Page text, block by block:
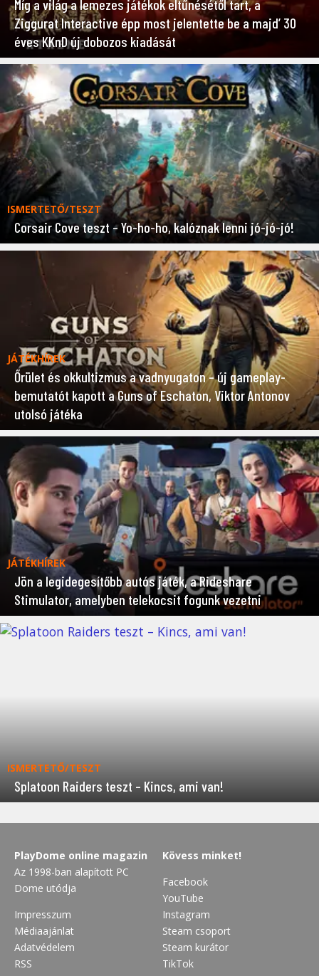
Míg a világ a lemezes játékok eltűnésétől tart, a
Ziggurat Interactive épp most jelentette be a majd’ 30
éves KKnD új dobozos kiadását
ISMERTETŐ/TESZT
Corsair Cove teszt – Yo-ho-ho, kalóznak lenni jó-jó-jó!
JÁTÉKHÍREK
Őrület és okkultizmus a vadnyugaton – új gameplay-
bemutatót kapott a Guns of Eschaton, Viktor Antonov
utolsó játéka
JÁTÉKHÍREK
Jön a legidegesítőbb autós játék, a Rideshare
Stimulator, amelyben telekocsit fogunk vezetni
ISMERTETŐ/TESZT
Splatoon Raiders teszt – Kincs, ami van!
PlayDome online magazin
Az 1998-ban alapított PC
Dome utódja
Impresszum
Médiaajánlat
Adatvédelem
RSS
Kövess minket!
Facebook
YouTube
Instagram
Steam csoport
Steam kurátor
TikTok